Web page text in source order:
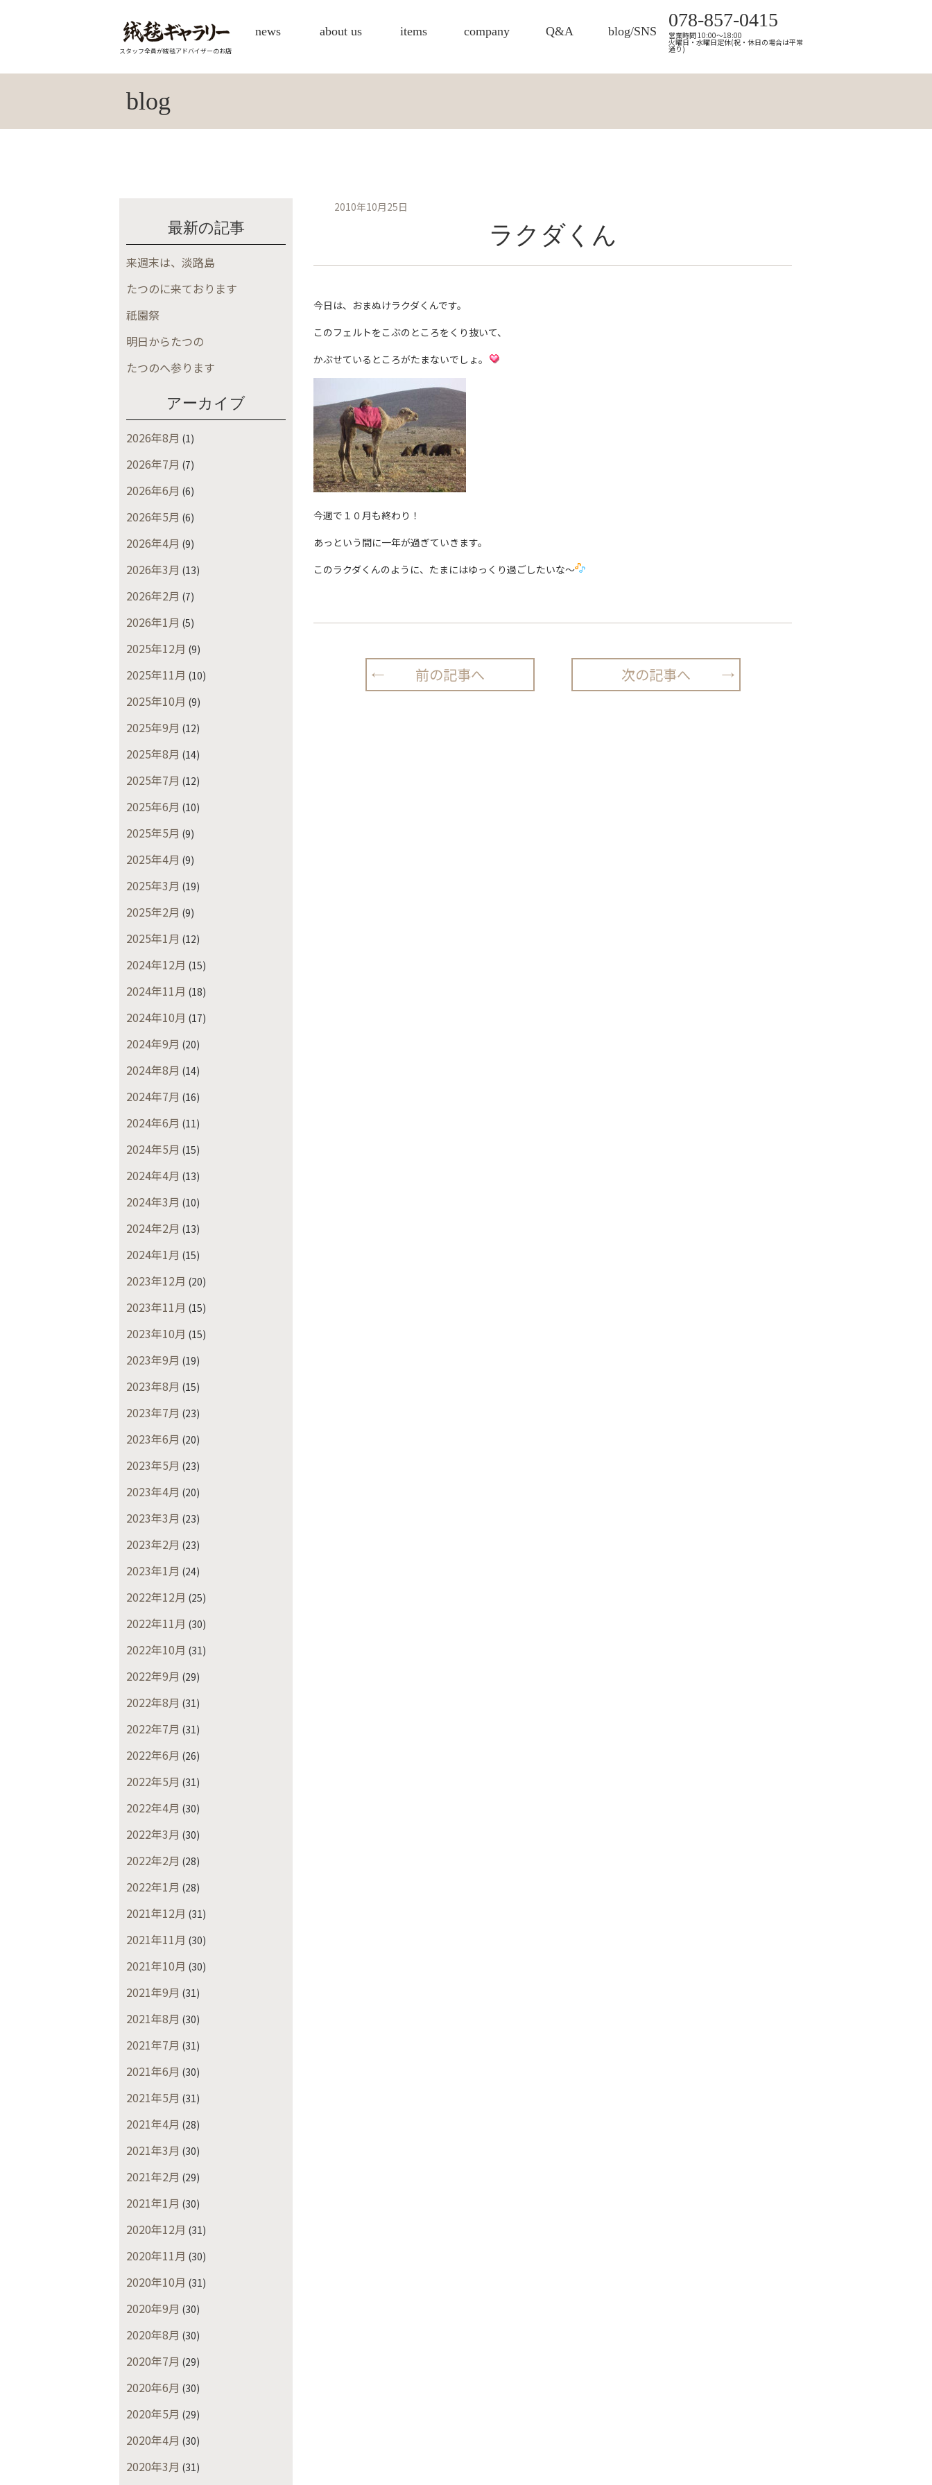
スタッフ全員が絨毯アドバイザーのお店
news about us items company Q&A blog/SNS
078-857-0415
営業時間 10:00～18:00
火曜日・水曜日定休(祝・休日の場合は平常
通り)
blog
最新の記事
来週末は、淡路島
たつのに来ております
祇園祭
明日からたつの
たつのへ参ります
アーカイブ
2026年8月 (1)
2026年7月 (7)
2026年6月 (6)
2026年5月 (6)
2026年4月 (9)
2026年3月 (13)
2026年2月 (7)
2026年1月 (5)
2025年12月 (9)
2025年11月 (10)
2025年10月 (9)
2025年9月 (12)
2025年8月 (14)
2025年7月 (12)
2025年6月 (10)
2025年5月 (9)
2025年4月 (9)
2025年3月 (19)
2025年2月 (9)
2025年1月 (12)
2024年12月 (15)
2024年11月 (18)
2024年10月 (17)
2024年9月 (20)
2024年8月 (14)
2024年7月 (16)
2024年6月 (11)
2024年5月 (15)
2024年4月 (13)
2024年3月 (10)
2024年2月 (13)
2024年1月 (15)
2023年12月 (20)
2023年11月 (15)
2023年10月 (15)
2023年9月 (19)
2023年8月 (15)
2023年7月 (23)
2023年6月 (20)
2023年5月 (23)
2023年4月 (20)
2023年3月 (23)
2023年2月 (23)
2023年1月 (24)
2022年12月 (25)
2022年11月 (30)
2022年10月 (31)
2022年9月 (29)
2022年8月 (31)
2022年7月 (31)
2022年6月 (26)
2022年5月 (31)
2022年4月 (30)
2022年3月 (30)
2022年2月 (28)
2022年1月 (28)
2021年12月 (31)
2021年11月 (30)
2021年10月 (30)
2021年9月 (31)
2021年8月 (30)
2021年7月 (31)
2021年6月 (30)
2021年5月 (31)
2021年4月 (28)
2021年3月 (30)
2021年2月 (29)
2021年1月 (30)
2020年12月 (31)
2020年11月 (30)
2020年10月 (31)
2020年9月 (30)
2020年8月 (30)
2020年7月 (29)
2020年6月 (30)
2020年5月 (29)
2020年4月 (30)
2020年3月 (31)
2010年10月25日
ラクダくん
今日は、おまぬけラクダくんです。
このフェルトをこぶのところをくり抜いて、
かぶせているところがたまないでしょ。
今週で１０月も終わり！
あっという間に一年が過ぎていきます。
このラクダくんのように、たまにはゆっくり過ごしたいな〜
前の記事へ 次の記事へ